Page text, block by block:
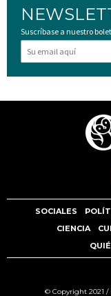
Suscríbase a nuestro
SOCIALES
CIENCIA
© Copyright 2021 /